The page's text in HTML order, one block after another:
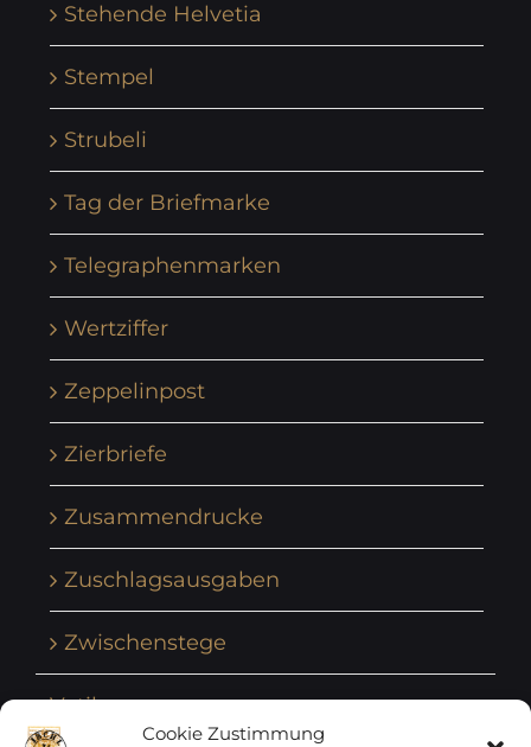
Cookie Zustimmung
Stehende Helvetia
Stempel
Strubeli
Tag der Briefmarke
Telegraphenmarken
Wertziffer
Zeppelinpost
Zierbriefe
Zusammendrucke
Zuschlagsausgaben
Zwischenstege
Vatikan